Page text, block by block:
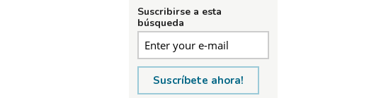
Suscribirse a esta
búsqueda
Suscríbete ahora!